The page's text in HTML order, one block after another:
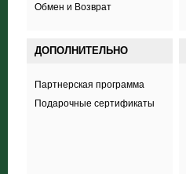
Обмен и Возврат
ДОПОЛНИТЕЛЬНО
Партнерская программа
Подарочные сертификаты